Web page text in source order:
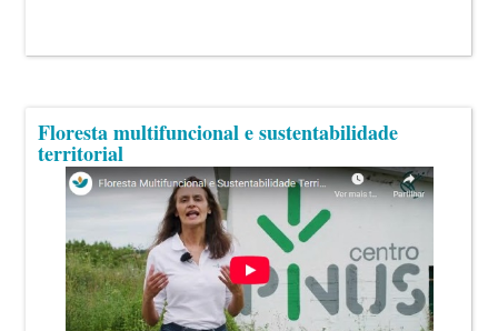
Floresta multifuncional e sustentabilidade
territorial